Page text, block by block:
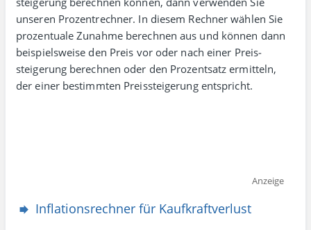
unseren Prozent­rechner. In diesem Rechner wählen Sie
prozen­tuale Zunahme berechnen aus und können dann
beispiels­weise den Preis vor oder nach einer Preis­
steigerung berechnen oder den Prozent­satz ermitteln,
der einer bestimmten Preis­steigerung entspricht.
Anzeige
Inflationsrechner für Kaufkraftverlust